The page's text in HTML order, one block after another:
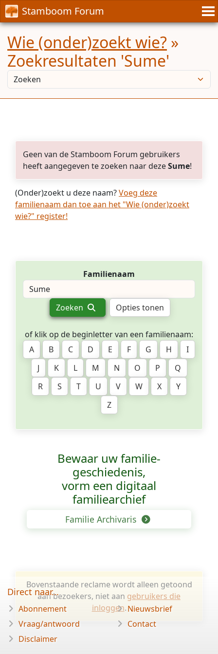
Stamboom Forum
Wie (onder)zoekt wie? »
Zoekresultaten 'Sume'
Geen van de Stamboom Forum gebruikers
heeft aangegeven te zoeken naar dezeSume!
(Onder)zoekt u deze naam?Voeg deze
familienaam dan toe aan het "Wie (onder)zoekt
wie?" register!
Familienaam
Zoeken Opties tonen
of klik op de beginletter van een familienaam:
A
B C D E F G H
I
J
K L M N O P
Q
R
S T U V W X
Y
Z
Bewaar uw familie­
geschiedenis,
vorm een digitaal
familiearchief
Familie Archivaris
Bovenstaande reclame wordt alleen getoond
aan bezoekers, niet aan gebruikers die
inloggen.
Direct naar...
Abonnement
Vraag/antwoord
Disclaimer
Nieuwsbrief
Contact